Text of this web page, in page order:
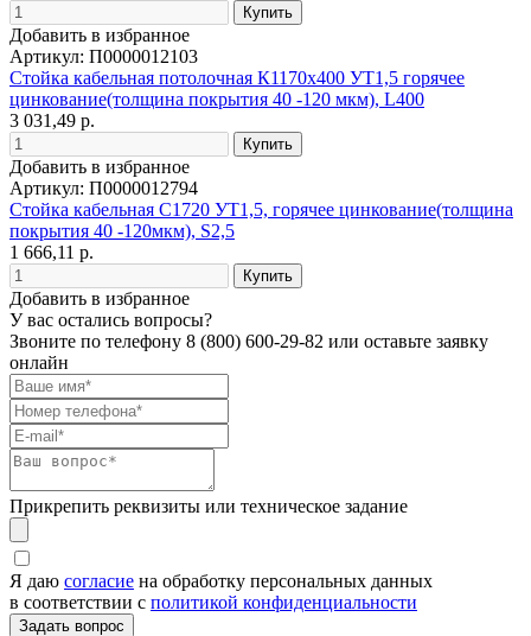
Добавить в избранное
Артикул: П0000012103
Стойка кабельная потолочная К1170х400 УТ1,5 горячее
цинкование(толщина покрытия 40 -120 мкм), L400
3 031,49 р.
Добавить в избранное
Артикул: П0000012794
Стойка кабельная С1720 УТ1,5, горячее цинкование(толщина
покрытия 40 -120мкм), S2,5
1 666,11 р.
Добавить в избранное
У вас остались вопросы?
Звоните по телефону 8 (800) 600-29-82 или оставьте заявку
онлайн
Прикрепить реквизиты или техническое задание
Я даю согласие на обработку персональных данных
в соответствии с политикой конфиденциальности